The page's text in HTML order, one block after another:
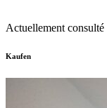
Actuellement consulté
Kaufen